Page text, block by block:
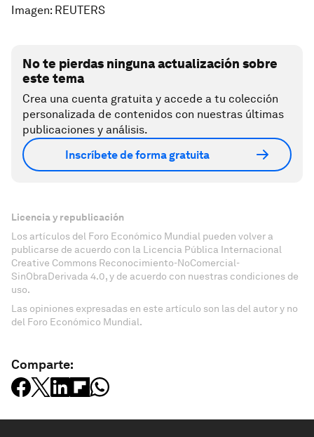
Imagen: REUTERS
No te pierdas ninguna actualización sobre
este tema
Crea una cuenta gratuita y accede a tu colección
personalizada de contenidos con nuestras últimas
publicaciones y análisis.
Inscríbete de forma gratuita
Licencia y republicación
Los artículos del Foro Económico Mundial pueden volver a
publicarse de acuerdo con la Licencia Pública Internacional
Creative Commons Reconocimiento-NoComercial-
SinObraDerivada 4.0, y de acuerdo con nuestras condiciones de
uso.
Las opiniones expresadas en este artículo son las del autor y no
del Foro Económico Mundial.
Comparte: